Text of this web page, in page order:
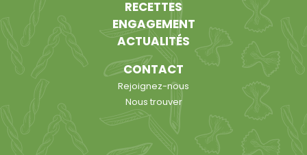
RECETTES
ENGAGEMENT
ACTUALITÉS
CONTACT
Rejoignez-nous
Nous trouver